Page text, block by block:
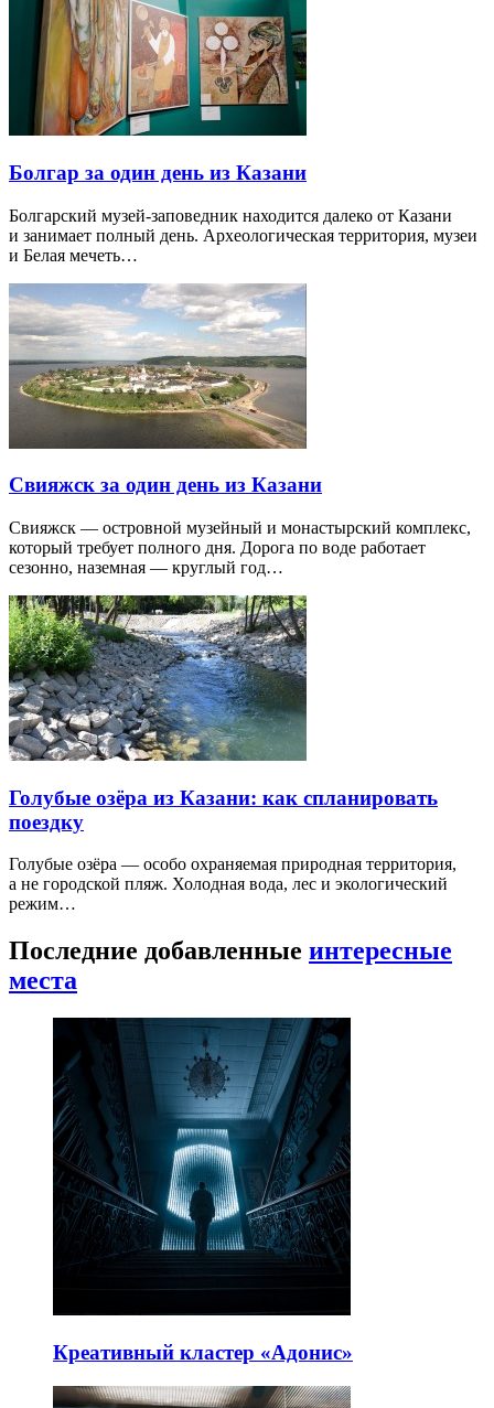
Болгар за один день из Казани
Болгарский музей-заповедник находится далеко от Казани
и занимает полный день. Археологическая территория, музеи
и Белая мечеть…
Свияжск за один день из Казани
Свияжск — островной музейный и монастырский комплекс,
который требует полного дня. Дорога по воде работает
сезонно, наземная — круглый год…
Голубые озёра из Казани: как спланировать
поездку
Голубые озёра — особо охраняемая природная территория,
а не городской пляж. Холодная вода, лес и экологический
режим…
Последние добавленные интересные
места
Креативный кластер «Адонис»